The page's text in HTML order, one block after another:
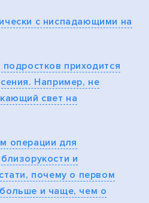
с ниспадающими на
приходится
Например, не
свет на
операции для
и
почему о первом
и чаще, чем о